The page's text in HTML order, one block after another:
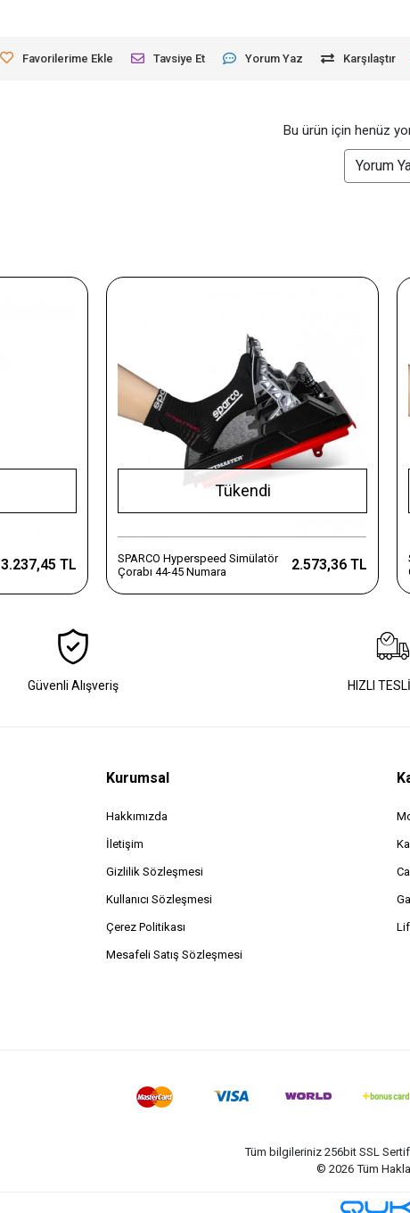
Favorilerime Ekle Tavsiye Et Yorum Yaz Karşılaştır
Bu ürün için henüz
Yorum
3.237,45 TL
Tükendi
SPARCO Hyperspeed Simülatör
Çorabı 44-45 Numara
2.573,36 TL
Güvenli Alışveriş HIZLI
Kurumsal
Hakkımızda
İletişim
Gizlilik Sözleşmesi
Kullanıcı Sözleşmesi
Çerez Politikası
Mesafeli Satış Sözleşmesi
Tüm bilgileriniz 256bit SSL
©2026Tüm